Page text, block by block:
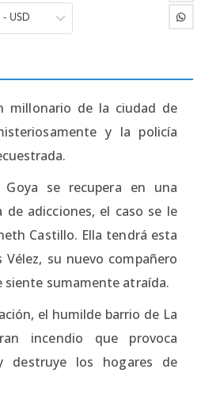
USD
millonario de la ciudad de
y la policía
se recupera en una
de adicciones, el caso se le
Castillo. Ella tendrá esta
su nuevo compañero
siente sumamente atraída.
el humilde barrio de La
incendio que provoca
destruye los hogares de